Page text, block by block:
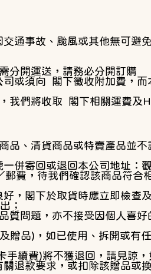
通事故、颱風或其他無可避
分開運送，請務必分開訂購
或須向 閣下徵收附加費，
我們將收取 閣下相關運費及
品、清貨商品或特賣產品並
併寄回或退回本公司地址：
費，待我們確認該商品符合
，閣下於取貨時應立即檢查
；
質問題，亦不接受因個人喜
贈品)，如已使用、拆開或有
續費)將不獲退回，請見諒
退款要求，或扣除該贈品或